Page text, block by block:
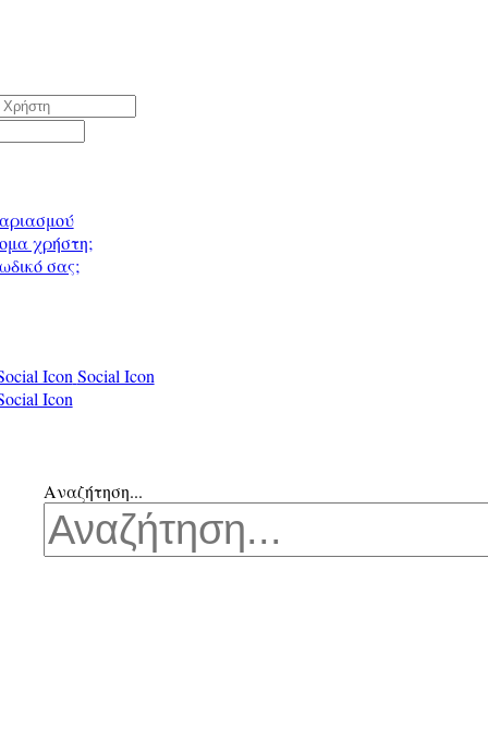
χρήστη;
σας;
Icon Social Icon
Icon
Αναζήτηση...